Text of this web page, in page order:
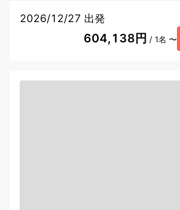
2026/12/27 出発
604,138円 / 1名 〜